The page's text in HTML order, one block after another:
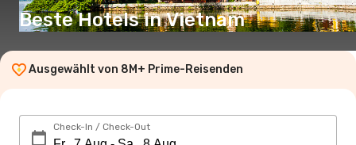
Beste Hotels in Vietnam
Ausgewählt von 8M+ Prime-Reisenden
Check-In / Check-Out